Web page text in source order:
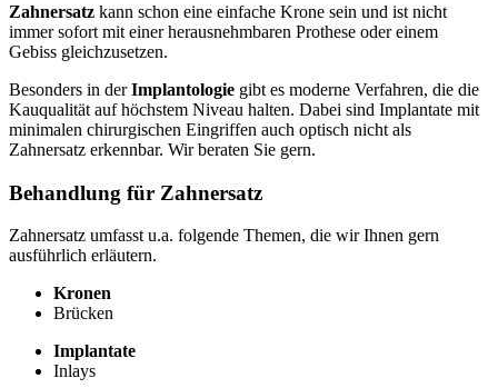
Zahnersatz kann schon eine einfache Krone sein und ist nicht
immer sofort mit einer herausnehmbaren Prothese oder einem
Gebiss gleichzusetzen.
Besonders in derImplantologie gibt es moderne Verfahren, die die
Kauqualität auf höchstem Niveau halten. Dabei sind Implantate mit
minimalen chirurgischen Eingriffen auch optisch nicht als
Zahnersatz erkennbar. Wir beraten Sie gern.
Behandlung für Zahnersatz
Zahnersatz umfasst u.a. folgende Themen, die wir Ihnen gern
ausführlich erläutern.
Kronen
Brücken
Implantate
Inlays